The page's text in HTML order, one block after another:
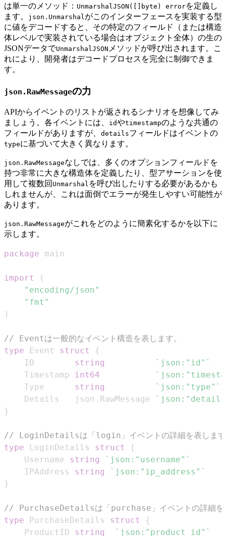
は単一のメソッド： UnmarshalJSON([]byte) errorを定義し
ます。
json.Unmarshal がこのインターフェースを実装する型
に値をデコードすると、その特定のフィールド（または構造
体レベルで実装されている場合はオブジェクト全体）の生の
JSONデータでUnmarshalJSON メソッドが呼び出されます。こ
れにより、開発者はデコードプロセスを完全に制御できま
す。
json.RawMessageの力
APIからイベントのリストが返されるシナリオを想像してみ
ましょう。各イベントには、
idやtimestampのような共通の
フィールドがありますが、 detailsフィールドはイベントの
typeに基づいて大きく異なります。
json.RawMessageなしでは、多くのオプションフィールドを
持つ非常に大きな構造体を定義したり、型アサーションを使
用して複数回 Unmarshal を呼び出したりする必要があるかも
しれませんが、これは面倒でエラーが発生しやすい可能性が
あります。
json.RawMessageがこれをどのように簡素化するかを以下に
示します。
package
import
(
"encoding/json"
"fmt"
)
// Eventは一般的なイベント構造を表します。
type Event struct
{
	ID
string
`json:"id"`
	Timestamp
int64
	Type
string
`json:"type"`
	Details   json
. RawMessage
}
// LoginDetailsは「login」イベントの詳細を表しま
type LoginDetails struct
{
	Username
string
`json:"username"`
	IPAddress
string
`json:"ip_address"`
}
// PurchaseDetailsは「purchase」イベントの詳細を
type PurchaseDetails struct
{
	ProductID
string `json:"product_id"`